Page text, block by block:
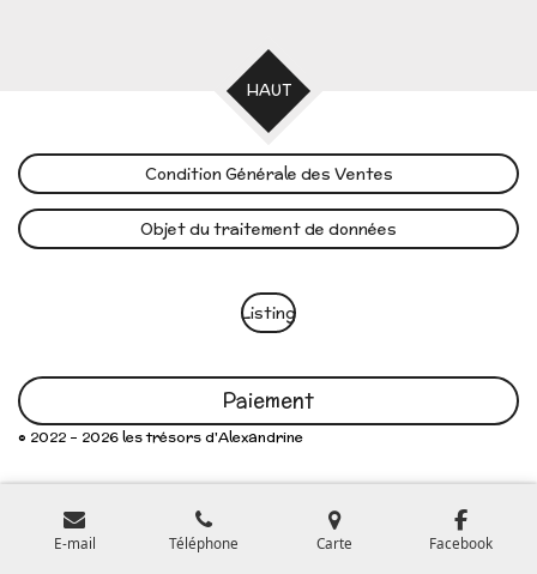
HAUT
Condition Générale des Ventes
Objet du traitement de données
Listing
Paiement
© 2022 - 2026 les trésors d'Alexandrine
E-mail Téléphone Carte Facebook